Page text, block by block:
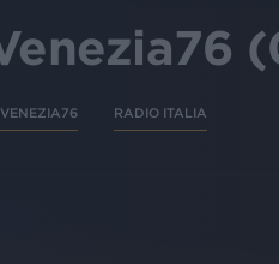
VENEZIA76 RADIO ITALIA